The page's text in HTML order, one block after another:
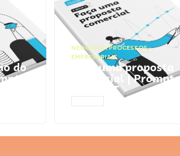
do
NEGÓCIOS,PROCESSOS
EMPRESARIAIS
Faça uma proposta
comercial | Prompts
ChatGPT